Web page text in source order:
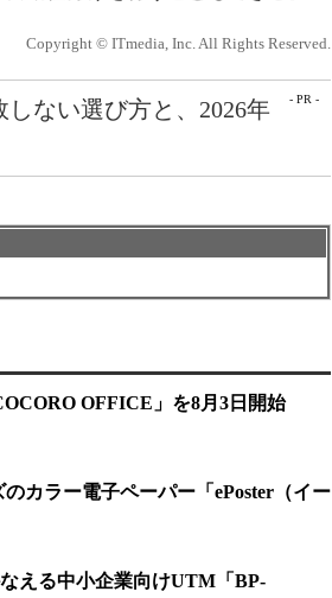
Copyright © ITmedia, Inc. All Rights Reserved.
- PR -
ない選び方と、2026年
OFFICE」を8月3日開始
カラー電子ペーパー「ePoster（イー
える中小企業向けUTM「BP-